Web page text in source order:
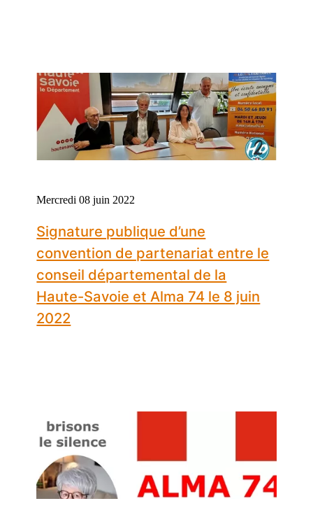
Mercredi 08 juin 2022
Signature publique d’une
convention de partenariat entre le
conseil départemental de la
Haute-Savoie et Alma 74 le 8 juin
2022